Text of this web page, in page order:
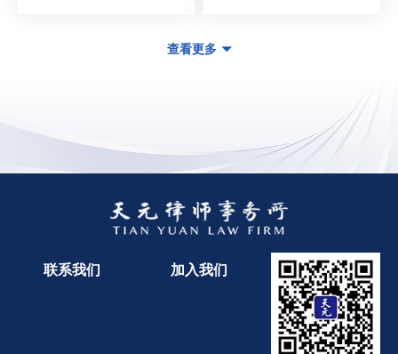
查看更多
联系我们 加入我们